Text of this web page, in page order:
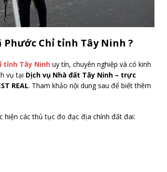
Chỉ tỉnh Tây Ninh ?
tỉnh Tây Ninh uy tín, chuyên nghiệp và có kinh
vụ tại Dịch vụ Nhà đất Tây Ninh – trực
REAL. Tham khảo nội dung sau để biết thêm
hiện các thủ tục đo đạc địa chính đất đai: